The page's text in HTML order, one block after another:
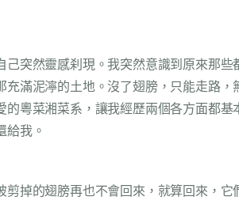
突然靈感刹現。我突然意識到原來那
充滿泥濘的土地。沒了翅膀，只能走路
粵菜湘菜系，讓我經歷兩個各方面都
給我。
掉的翅膀再也不會回來，就算回來，